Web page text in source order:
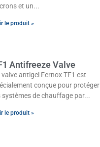
et un
le produit »
Antifreeze Valve
valve antigel Fernox TF1 est
conçue pour protéger
systèmes de chauffage par
le produit »